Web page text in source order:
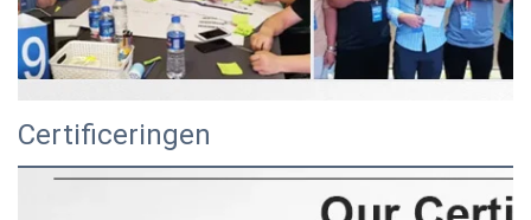
Certificeringen